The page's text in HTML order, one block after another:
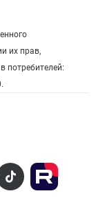
их прав,
потребителей: